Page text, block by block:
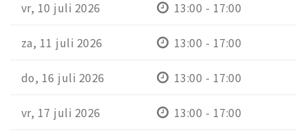
vr, 10 juli 2026 13:00 - 17:00
za, 11 juli 2026 13:00 - 17:00
do, 16 juli 2026 13:00 - 17:00
vr, 17 juli 2026 13:00 - 17:00